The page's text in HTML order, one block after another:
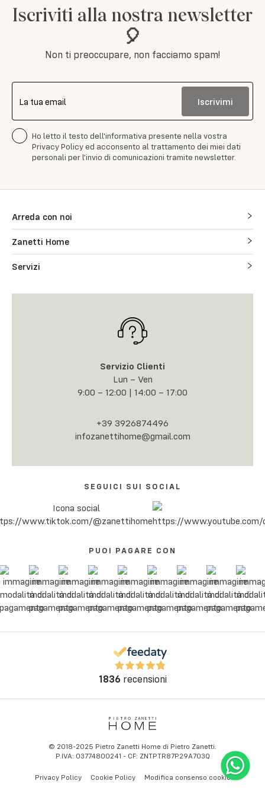
Iscriviti alla nostra newsletter
🎈
Non ti preoccupare, non facciamo spam!
La tua email Iscrivimi
Ho letto il testo dell'informativa presente nella vostra
Privacy Policy ed acconsento al trattamento dei miei dati
personali per l'invio di comunicazioni tramite newsletter.
Arreda con noi
Zanetti Home
Servizi
Servizio Clienti
Lun – Ven
9:00 – 12:00 | 14:00 – 17:00
+39 3926874496
infozanettihome@gmail.com
SEGUICI SUI SOCIAL
PUOI PAGARE CON
1836 recensioni
© 2018-2025 Pietro Zanetti Home di Pietro Zanetti.
P.IVA: 03774800241 - CF: ZNTPTR87P29A703Q
Privacy Policy Cookie Policy Modifica consenso cookie